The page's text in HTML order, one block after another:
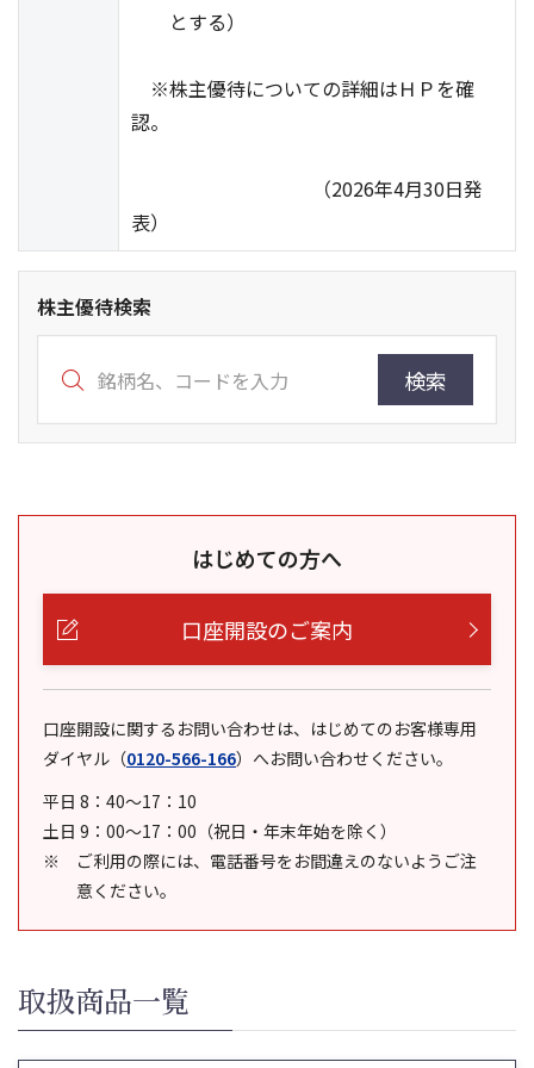
とする）
※株主優待についての詳細はＨＰを確
認。
（2026年4月30日発
表）
株主優待検索
検索
はじめての方へ
口座開設のご案内
口座開設に関するお問い合わせは、はじめてのお客様専用
ダイヤル （0120-566-166） へお問い合わせください。
平日 8：40～17：10
土日 9：00～17：00（祝日・年末年始を除く）
ご利用の際には、電話番号をお間違えのないようご注
意ください。
取扱商品一覧